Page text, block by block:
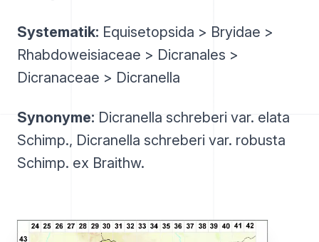
Systematik: Equisetopsida > Bryidae >
Rhabdoweisiaceae > Dicranales >
Dicranaceae > Dicranella
Synonyme: Dicranella schreberi var. elata
Schimp., Dicranella schreberi var. robusta
Schimp. ex Braithw.